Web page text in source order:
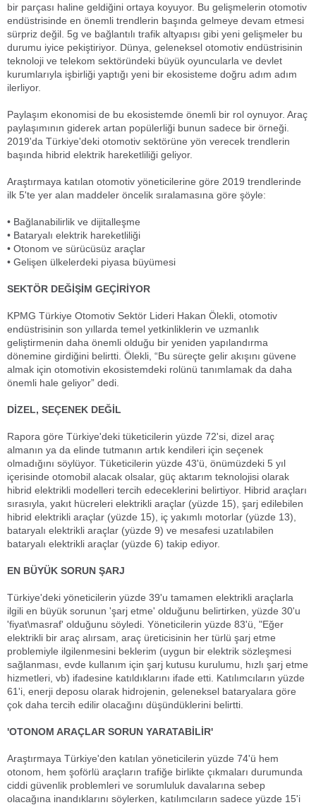
bir parçası haline geldiğini ortaya koyuyor. Bu gelişmelerin otomotiv
endüstrisinde en önemli trendlerin başında gelmeye devam etmesi
sürpriz değil. 5g ve bağlantılı trafik altyapısı gibi yeni gelişmeler bu
durumu iyice pekiştiriyor. Dünya, geleneksel otomotiv endüstrisinin
teknoloji ve telekom sektöründeki büyük oyuncularla ve devlet
kurumlarıyla işbirliği yaptığı yeni bir ekosisteme doğru adım adım
ilerliyor.
Paylaşım ekonomisi de bu ekosistemde önemli bir rol oynuyor. Araç
paylaşımının giderek artan popülerliği bunun sadece bir örneği.
2019'da Türkiye'deki otomotiv sektörüne yön verecek trendlerin
başında hibrid elektrik hareketliliği geliyor.
Araştırmaya katılan otomotiv yöneticilerine göre 2019 trendlerinde
ilk 5'te yer alan maddeler öncelik sıralamasına göre şöyle:
• Bağlanabilirlik ve dijitalleşme
• Bataryalı elektrik hareketliliği
• Otonom ve sürücüsüz araçlar
• Gelişen ülkelerdeki piyasa büyümesi
SEKTÖR DEĞİŞİM GEÇİRİYOR
KPMG Türkiye Otomotiv Sektör Lideri Hakan Ölekli, otomotiv
endüstrisinin son yıllarda temel yetkinliklerin ve uzmanlık
geliştirmenin daha önemli olduğu bir yeniden yapılandırma
dönemine girdiğini belirtti. Ölekli, “Bu süreçte gelir akışını güvene
almak için otomotivin ekosistemdeki rolünü tanımlamak da daha
önemli hale geliyor” dedi.
DİZEL, SEÇENEK DEĞİL
Rapora göre Türkiye'deki tüketicilerin yüzde 72'si, dizel araç
almanın ya da elinde tutmanın artık kendileri için seçenek
olmadığını söylüyor. Tüketicilerin yüzde 43'ü, önümüzdeki 5 yıl
içerisinde otomobil alacak olsalar, güç aktarım teknolojisi olarak
hibrid elektrikli modelleri tercih edeceklerini belirtiyor. Hibrid araçları
sırasıyla, yakıt hücreleri elektrikli araçlar (yüzde 15), şarj edilebilen
hibrid elektrikli araçlar (yüzde 15), iç yakımlı motorlar (yüzde 13),
bataryalı elektrikli araçlar (yüzde 9) ve mesafesi uzatılabilen
bataryalı elektrikli araçlar (yüzde 6) takip ediyor.
EN BÜYÜK SORUN ŞARJ
Türkiye'deki yöneticilerin yüzde 39'u tamamen elektrikli araçlarla
ilgili en büyük sorunun 'şarj etme' olduğunu belirtirken, yüzde 30'u
'fiyat\masraf' olduğunu söyledi. Yöneticilerin yüzde 83'ü, "Eğer
elektrikli bir araç alırsam, araç üreticisinin her türlü şarj etme
problemiyle ilgilenmesini beklerim (uygun bir elektrik sözleşmesi
sağlanması, evde kullanım için şarj kutusu kurulumu, hızlı şarj etme
hizmetleri, vb) ifadesine katıldıklarını ifade etti. Katılımcıların yüzde
61'i, enerji deposu olarak hidrojenin, geleneksel bataryalara göre
çok daha tercih edilir olacağını düşündüklerini belirtti.
'OTONOM ARAÇLAR SORUN YARATABİLİR'
Araştırmaya Türkiye'den katılan yöneticilerin yüzde 74'ü hem
otonom, hem şoförlü araçların trafiğe birlikte çıkmaları durumunda
ciddi güvenlik problemleri ve sorumluluk davalarına sebep
olacağına inandıklarını söylerken, katılımcıların sadece yüzde 15'i